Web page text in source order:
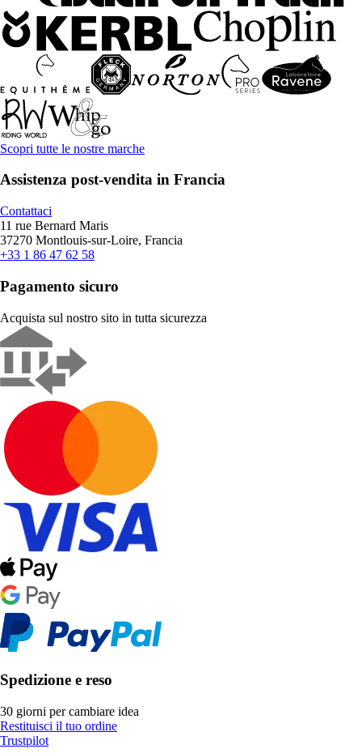
Scopri tutte le nostre marche
Assistenza post-vendita in Francia
Contattaci
11 rue Bernard Maris
37270 Montlouis-sur-Loire, Francia
+33 1 86 47 62 58
Pagamento sicuro
Acquista sul nostro sito in tutta sicurezza
Spedizione e reso
30 giorni per cambiare idea
Restituisci il tuo ordine
Trustpilot